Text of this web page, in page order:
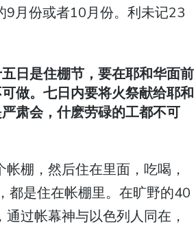
9月份或者10月份。利未记23
日是住棚节，要在耶和华面前
做。七日内要将火祭献给耶和
肃会，什麽劳碌的工都不可
棚，然后住在里面，吃喝，
都是住在帐棚里。在旷野的40
过帐幕神与以色列人同在，